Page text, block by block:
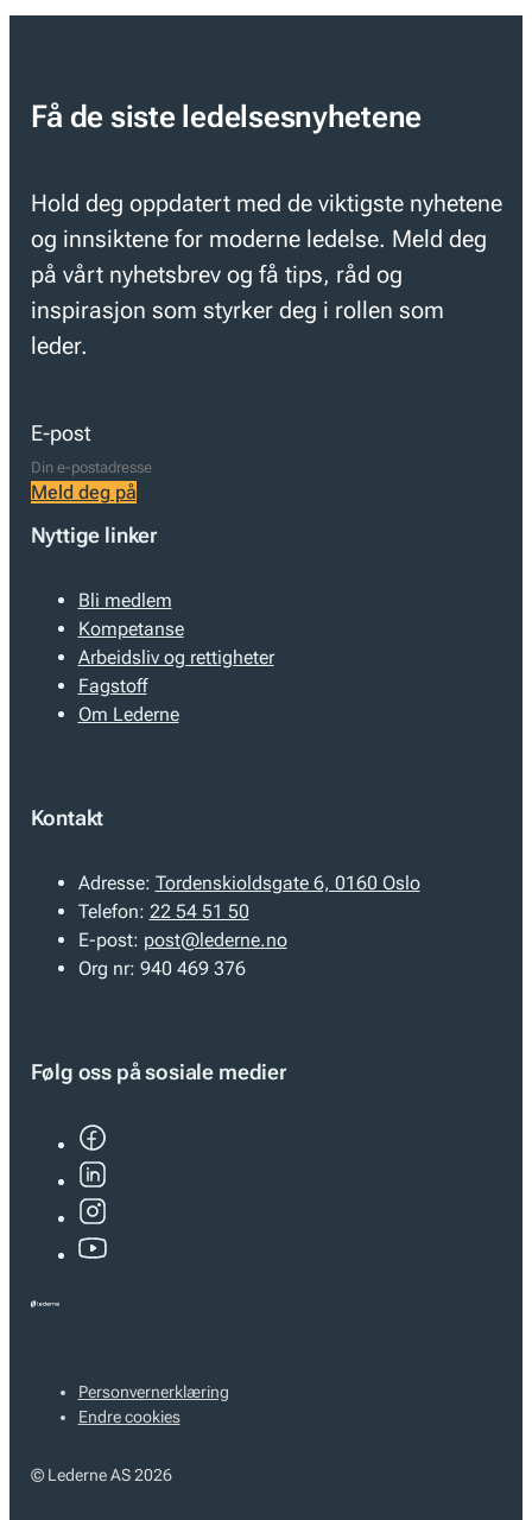
Få de siste ledelsesnyhetene
Hold deg oppdatert med de viktigste nyhetene
og innsiktene for moderne ledelse. Meld deg
på vårt nyhetsbrev og få tips, råd og
inspirasjon som styrker deg i rollen som
leder.
E-post
Meld deg på
Nyttige linker
Bli medlem
Kompetanse
Arbeidsliv og rettigheter
Fagstoff
Om Lederne
Kontakt
Adresse: Tordenskioldsgate 6, 0160 Oslo
Telefon: 22 54 51 50
E-post: post@lederne.no
Org nr: 940 469 376
Følg oss på sosiale medier
Personvernerklæring
Endre cookies
© Lederne AS 2026